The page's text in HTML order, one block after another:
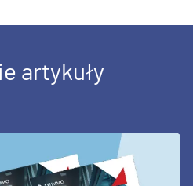
artykuły